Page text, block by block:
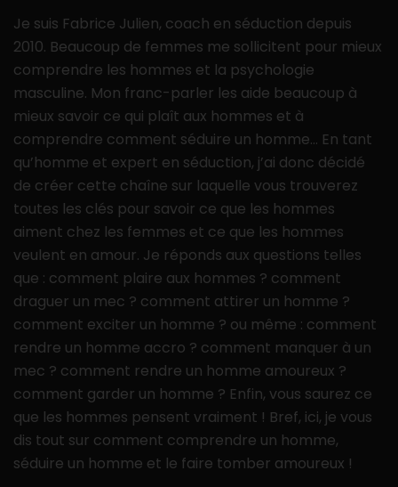
Je suis Fabrice Julien, coach en séduction depuis
2010. Beaucoup de femmes me sollicitent pour mieux
comprendre les hommes et la psychologie
masculine. Mon franc-parler les aide beaucoup à
mieux savoir ce qui plaît aux hommes et à
comprendre comment séduire un homme… En tant
qu’homme et expert en séduction, j’ai donc décidé
de créer cette chaîne sur laquelle vous trouverez
toutes les clés pour savoir ce que les hommes
aiment chez les femmes et ce que les hommes
veulent en amour. Je réponds aux questions telles
que : comment plaire aux hommes ? comment
draguer un mec ? comment attirer un homme ?
comment exciter un homme ? ou même : comment
rendre un homme accro ? comment manquer à un
mec ? comment rendre un homme amoureux ?
comment garder un homme ? Enfin, vous saurez ce
que les hommes pensent vraiment ! Bref, ici, je vous
dis tout sur comment comprendre un homme,
séduire un homme et le faire tomber amoureux !